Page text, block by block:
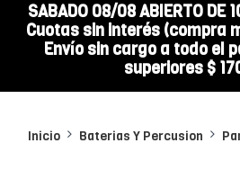
SABADO 08/08 ABIERTO DE
Cuotas sin interés (compra
Envío sin cargo a todo el
superiores $
Inicio Baterias Y Percusion